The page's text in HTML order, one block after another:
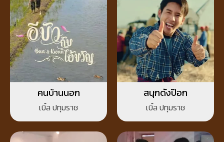
คนบ้านนอก
เบิ้ล ปทุมราช
สนุกดังป๊อก
เบิ้ล ปทุมราช